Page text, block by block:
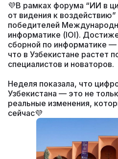
💜В рамках форума “ИИ в
от видения к
победителей
информатике (IOI).
сборной по информатике —
что в Узбекистане растет
специалистов и новаторов.
Неделя показала, что
Узбекистана — это не
реальные изменения,
сейчас💜